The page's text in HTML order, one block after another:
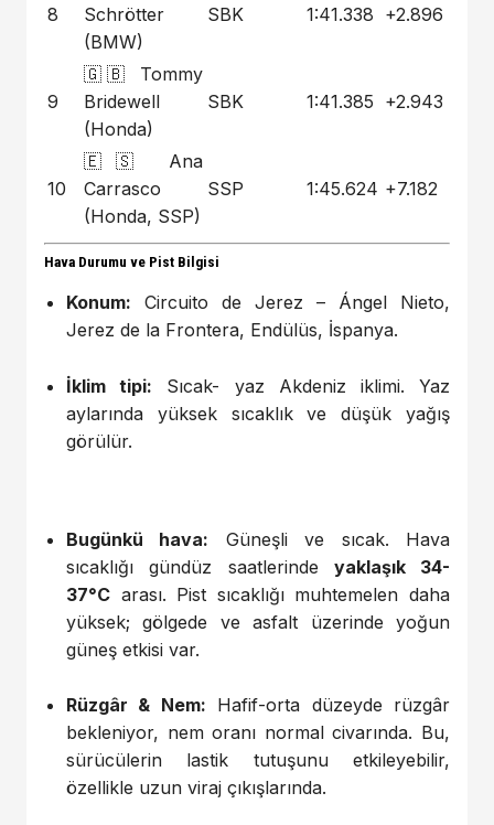
8
Schrötter
(BMW)
SBK 1:41.338 +2.896
9
🇬🇧 Tommy
Bridewell
(Honda)
SBK 1:41.385 +2.943
10
🇪🇸 Ana
Carrasco
(Honda, SSP)
SSP 1:45.624 +7.182
Hava Durumu ve Pist Bilgisi
Konum: Circuito de Jerez – Ángel Nieto,
Jerez de la Frontera, Endülüs, İspanya.
İklim tipi: Sıcak- yaz Akdeniz iklimi. Yaz
aylarında yüksek sıcaklık ve düşük yağış
görülür.
Bugünkü hava: Güneşli ve sıcak. Hava
sıcaklığı gündüz saatlerinde yaklaşık 34-
37°C arası. Pist sıcaklığı muhtemelen daha
yüksek; gölgede ve asfalt üzerinde yoğun
güneş etkisi var.
Rüzgâr & Nem: Hafif-orta düzeyde rüzgâr
bekleniyor, nem oranı normal civarında. Bu,
sürücülerin lastik tutuşunu etkileyebilir,
özellikle uzun viraj çıkışlarında.